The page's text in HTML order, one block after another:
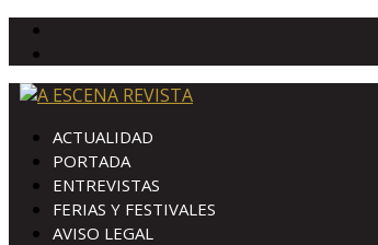
ACTUALIDAD
PORTADA
ENTREVISTAS
FERIAS Y FESTIVALES
AVISO LEGAL